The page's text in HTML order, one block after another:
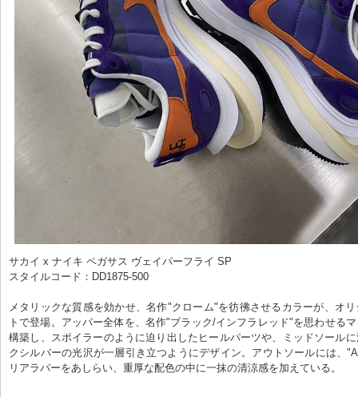
サカイ x ナイキ ペガサス ヴェイパーフライ SP
スタイルコード：DD1875-500
メタリックな質感を効かせ、名作"クローム"を彷彿させるカラーが、オ
トで登場。アッパー全体を、名作"ブラック/インフラレッド"を思わせる
構築し、スポイラーのように迫り出したヒールパーツや、ミッドソール
クシルバーの光沢が一層引き立つようにデザイン。アウトソールには、
リアラバーをあしらい、重厚な配色の中に一抹の清涼感を加えている。